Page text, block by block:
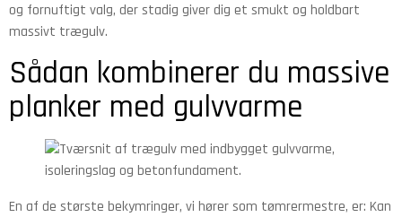
og fornuftigt valg, der stadig giver dig et smukt og holdbart
massivt trægulv.
Sådan kombinerer du massive
planker med gulvvarme
En af de største bekymringer, vi hører som tømrermestre, er: Kan